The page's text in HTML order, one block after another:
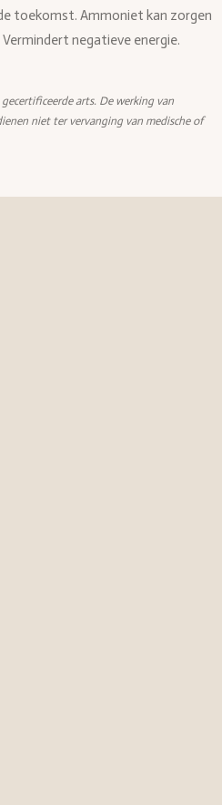
toekomst. Ammoniet kan zorgen
negatieve energie.
arts. De werking van
niet ter vervanging van medische of